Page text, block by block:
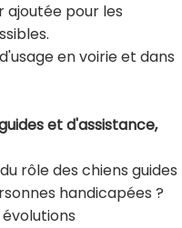
ajoutée pour les
en voirie et dans
et d'assistance,
rôle des chiens guides
handicapées ?